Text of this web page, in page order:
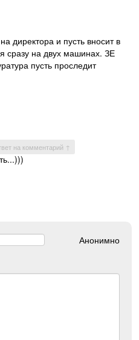
директора и пусть вносит в
сразу на двух машинах. ЗЕ
пусть проследит
на комментарий ↑
Анонимно